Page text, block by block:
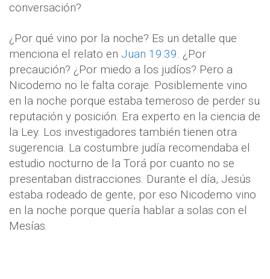
conversación?
¿Por qué vino por la noche? Es un detalle que
menciona el relato en Juan 19:39. ¿Por
precaución? ¿Por miedo a los judíos? Pero a
Nicodemo no le falta coraje. Posiblemente vino
en la noche porque estaba temeroso de perder su
reputación y posición. Era experto en la ciencia de
la Ley. Los investigadores también tienen otra
sugerencia. La costumbre judía recomendaba el
estudio nocturno de la Torá por cuanto no se
presentaban distracciones. Durante el día, Jesús
estaba rodeado de gente, por eso Nicodemo vino
en la noche porque quería hablar a solas con el
Mesías.